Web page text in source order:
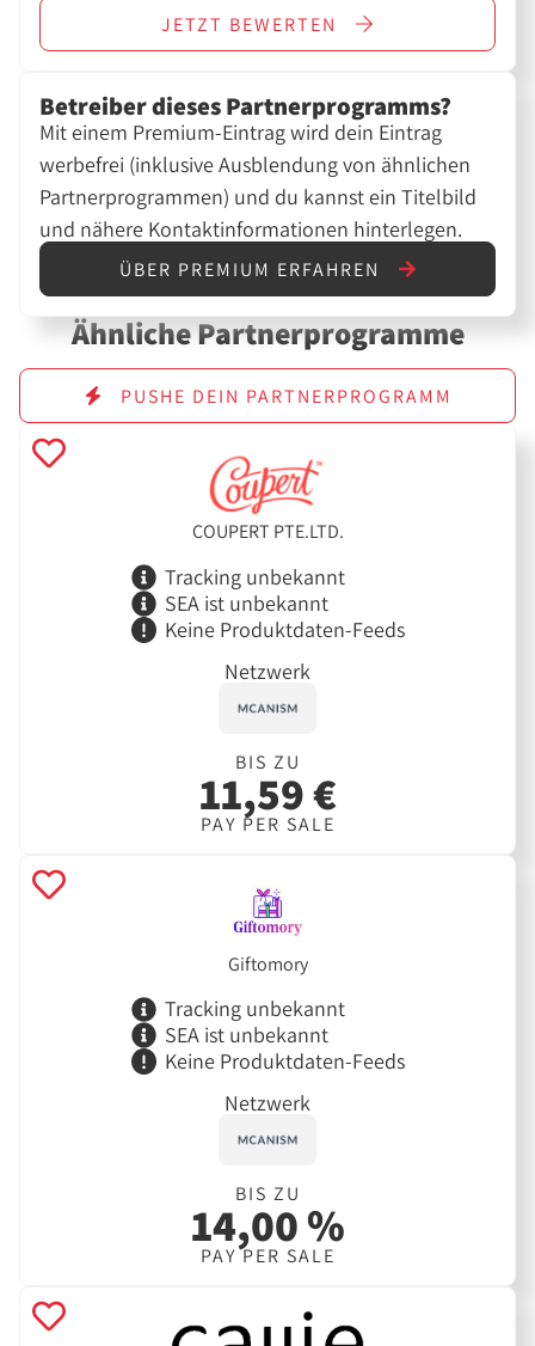
JETZT BEWERTEN
Betreiber dieses Partnerprogramms?
Mit einem Premium-Eintrag wird dein Eintrag
werbefrei (inklusive Ausblendung von ähnlichen
Partnerprogrammen) und du kannst ein Titelbild
und nähere Kontaktinformationen hinterlegen.
ÜBER PREMIUM ERFAHREN
Ähnliche Partnerprogramme
PUSHE DEIN PARTNERPROGRAMM
COUPERT PTE.LTD.
Tracking unbekannt
SEA ist unbekannt
Keine Produktdaten-Feeds
Netzwerk
BIS ZU
11,59 €
PAY PER SALE
Giftomory
Tracking unbekannt
SEA ist unbekannt
Keine Produktdaten-Feeds
Netzwerk
BIS ZU
14,00 %
PAY PER SALE